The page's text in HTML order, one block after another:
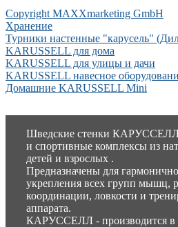
Copyright MAXXmarketing GmbH
Хранение
Турники настенные "карусель"
KARUSSELL для дома
KARUSSELL для улицы и дачи
KARUSSELL навесное
Домашние KARUSSELL Mini
Шведские стенки КАРУССЕЛЛ
и спортивные комплексы из
детей и взрослых .
Предназначены для
укрепления всех групп мышц,
координации, ловкости и
аппарата.
КАРУССЕЛЛ - производится в